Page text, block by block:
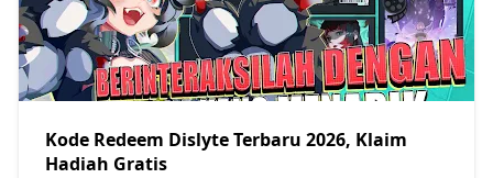
Kode Redeem Dislyte Terbaru 2026, Klaim
Hadiah Gratis